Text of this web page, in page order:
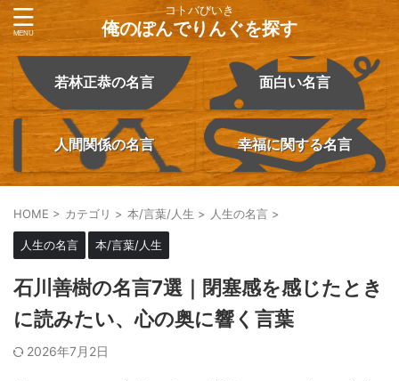
コトバびいき
俺のぽんでりんぐを探す
若林正恭の名言 面白い名言
人間関係の名言 幸福に関する名言
HOME > カテゴリ > 本/言葉/人生 > 人生の名言 >
人生の名言 本/言葉/人生
石川善樹の名言7選｜閉塞感を感じたとき
に読みたい、心の奥に響く言葉
2026年7月2日